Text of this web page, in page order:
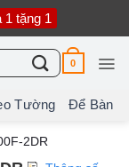
1 tặng 1
0
Tường Để Bàn
2DR